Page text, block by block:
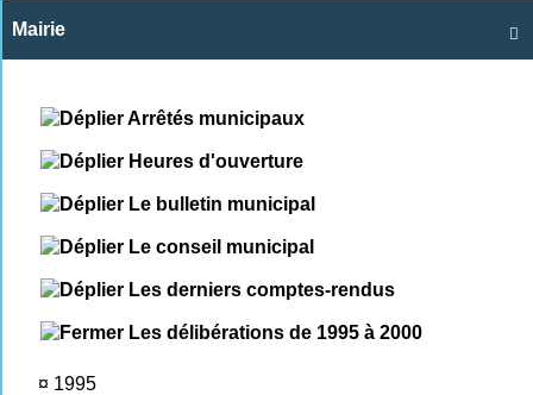

Mairie
Arrêtés municipaux
Heures d'ouverture
Le bulletin municipal
Le conseil municipal
Les derniers comptes-rendus
Les délibérations de 1995 à 2000
¤ 1995